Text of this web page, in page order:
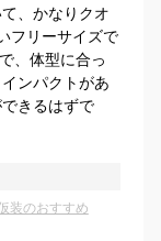
、かなりクオ
フリーサイズで
、体型に合っ
ンパクトがあ
きるはずで
装のおすすめ